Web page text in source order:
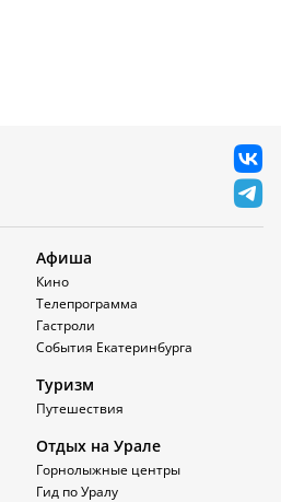
Афиша
Кино
Телепрограмма
Гастроли
События Екатеринбурга
Туризм
Путешествия
Отдых на Урале
Горнолыжные центры
Гид по Уралу